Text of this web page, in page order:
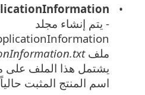
- يتم إنشاء مجلد
ملف
يشتمل هذا الملف على
اسم المنتج المثبت